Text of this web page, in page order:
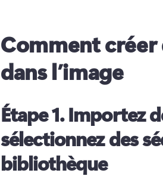
Comment créer
dans l’image
Étape 1. Importez
sélectionnez des
bibliothèque